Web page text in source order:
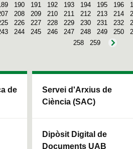
190 191 192 193 194 195 196
208 209 210 211 212 213 214
226 227 228 229 230 231 232
244 245 246 247 248 249 250
258
259
de
Servei d'Arxius de
Ciència (SAC)
Dipòsit Digital de
Documents UAB